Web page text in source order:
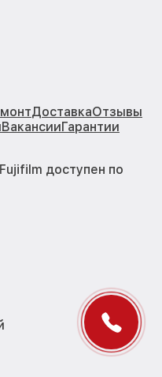
ДоставкаОтзывы
ВакансииГарантии
доступен по